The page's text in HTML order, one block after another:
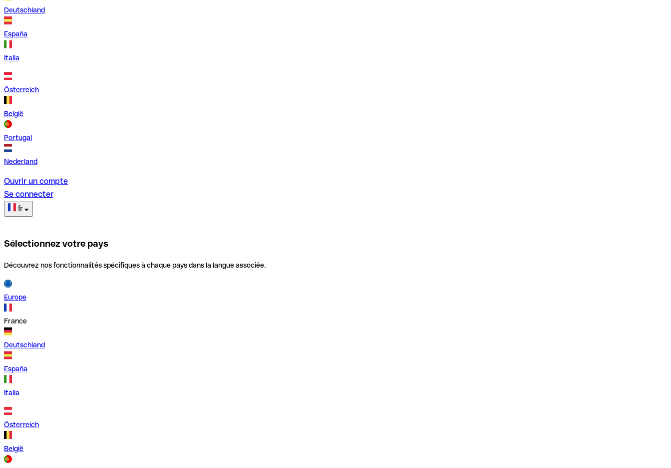
Deutschland
España
Italia
Österreich
België
Portugal
Nederland
Ouvrir un compte
Se connecter
fr
Sélectionnez votre pays
Découvrez nos fonctionnalités spécifiques à chaque pays dans la langue associée.
Europe
France
Deutschland
España
Italia
Österreich
België